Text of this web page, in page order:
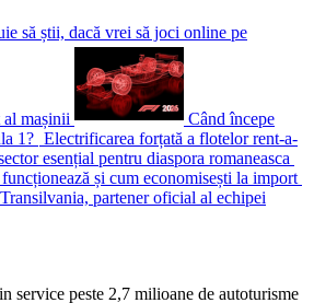
să știi, dacă vrei să joci online pe
al mașinii
Când începe
1? Electrificarea forțată a flotelor rent-a-
esențial pentru diaspora romaneasca
și cum economisești la import
partener oficial al echipei
service peste 2,7 milioane de autoturisme